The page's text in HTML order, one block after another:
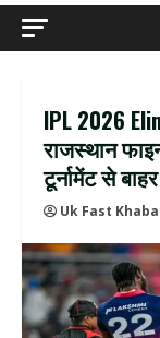
IPL 2026
राजस्थान
टूर्नामेंट से बाहर
Uk Fast